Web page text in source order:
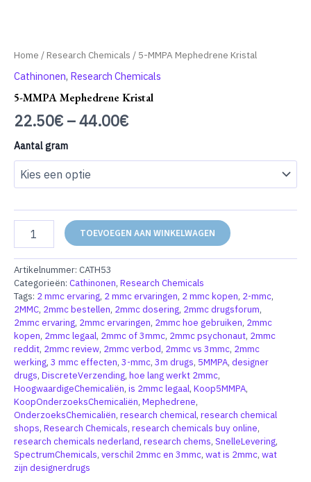
Home /Research Chemicals / 5-MMPA Mephedrene Kristal
Cathinonen, Research Chemicals
5-MMPA Mephedrene Kristal
22.50€ –44.00€
Aantal gram
MMPA
Kristal
aantal
TOEVOEGEN AAN WINKELWAGEN
Artikelnummer: CATH53
Categorieën: Cathinonen, Research Chemicals
Tags: 2 mmc ervaring, 2 mmc ervaringen, 2 mmc kopen, 2-mmc,
2MMC, 2mmc bestellen, 2mmc dosering, 2mmc drugsforum,
2mmc ervaring, 2mmc ervaringen, 2mmc hoe gebruiken, 2mmc
kopen, 2mmc legaal, 2mmc of 3mmc, 2mmc psychonaut, 2mmc
reddit, 2mmc review, 2mmc verbod, 2mmc vs 3mmc, 2mmc
werking, 3 mmc effecten, 3-mmc, 3m drugs, 5MMPA, designer
drugs, DiscreteVerzending, hoe lang werkt 2mmc,
HoogwaardigeChemicaliën, is 2mmc legaal, Koop5MMPA,
KoopOnderzoeksChemicaliën, Mephedrene,
OnderzoeksChemicaliën, research chemical, research chemical
shops, Research Chemicals, research chemicals buy online,
research chemicals nederland, research chems, SnelleLevering,
SpectrumChemicals, verschil 2mmc en 3mmc, wat is 2mmc, wat
zijn designerdrugs